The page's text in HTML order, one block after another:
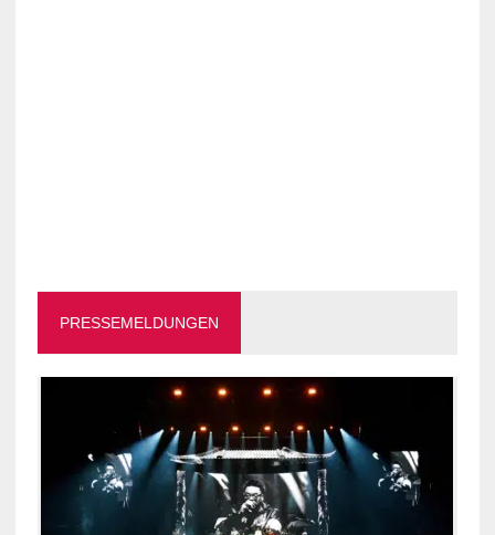
PRESSEMELDUNGEN